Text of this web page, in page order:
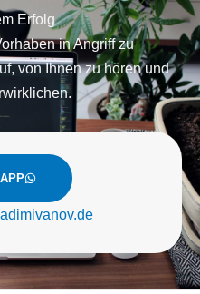
Erfolg
in Angriff zu
von Ihnen zu hören und